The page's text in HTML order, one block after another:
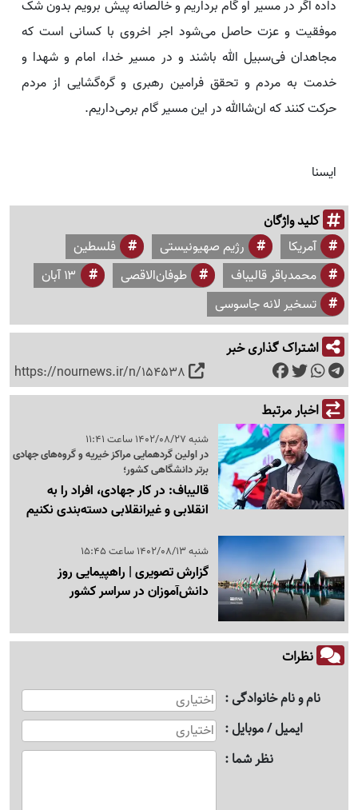
داده اگر در مسیر او گام برداریم و خالصانه پیش برویم بدون شک
موفقیت و عزت حاصل می‌شود اجر اخروی با کسانی است که
مجاهدان فی‌سبیل الله باشند و در مسیر خدا، امام و شهدا و
خدمت به مردم و تحقق فرامین رهبری و گره‌گشایی از مردم
حرکت کنند که ان‌شاالله در این مسیر گام برمی‌داریم.
ایسنا
کلید واژگان
آمریکا رژیم صهیونیستی
فلسطین
محمدباقر قالیباف
طوفان‌الاقصی
۱۳ آبان
تسخیر لانه جاسوسی
اشتراک گذاری خبر
https://nournews.ir/n/154538
اخبار مرتبط
شنبه 1402/08/27 ساعت 11:41
در اولین گردهمایی مراکز خیریه و گروه‌های جهادی
برتر دانشگاهی کشور؛
قالیباف: در کار جهادی، افراد را به
انقلابی و غیرانقلابی دسته‌بندی نکنیم
شنبه 1402/08/13 ساعت 15:45
گزارش تصویری | راهپیمایی روز
دانش‌آموزان در سراسر کشور
نظرات
نام و نام خانوادگی
ایمیل / موبایل
نظر شما